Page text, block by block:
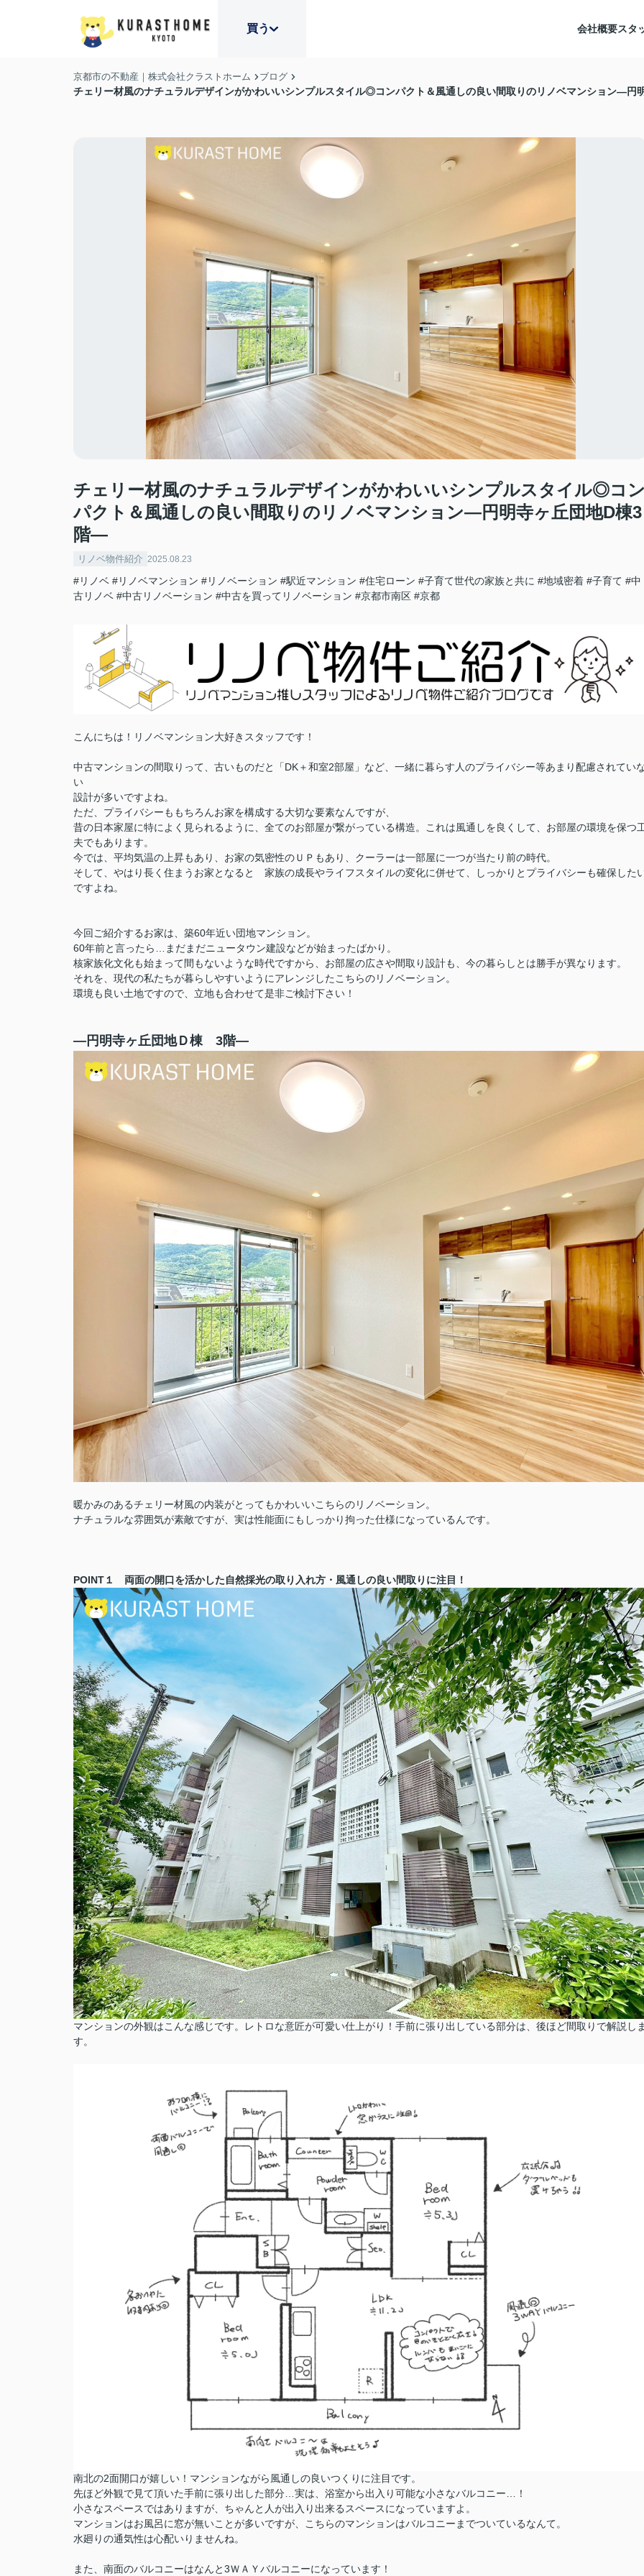
買う 会社概要スタ
京都市の不動産｜株式会社クラストホーム ブログ
チェリー材風のナチュラルデザインがかわいいシンプルスタイル◎コンパクト＆風通しの良い間取りのリノベマンション―円
チェリー材風のナチュラルデザインがかわいいシンプルスタイル◎コ
パクト＆風通しの良い間取りのリノベマンション―円明寺ヶ丘団地D棟3
階―
リノベ物件紹介 2025.08.23
#リノベ #リノベマンション #リノベーション #駅近マンション #住宅ローン #子育て世代の家族と共に #地域密着 #子育て #中
古リノベ #中古リノベーション #中古を買ってリノベーション #京都市南区 #京都
こんにちは！リノベマンション大好きスタッフです！
中古マンションの間取りって、古いものだと「DK＋和室2部屋」など、一緒に暮らす人のプライバシー等あまり配慮されてい
い
設計が多いですよね。
ただ、プライバシーももちろんお家を構成する大切な要素なんですが、
昔の日本家屋に特によく見られるように、全てのお部屋が繋がっている構造。これは風通しを良くして、お部屋の環境を保つ
夫でもあります。
今では、平均気温の上昇もあり、お家の気密性のＵＰもあり、クーラーは一部屋に一つが当たり前の時代。
そして、やはり長く住まうお家となると 家族の成長やライフスタイルの変化に併せて、しっかりとプライバシーも確保した
ですよね。
今回ご紹介するお家は、築60年近い団地マンション。
60年前と言ったら…まだまだニュータウン建設などが始まったばかり。
核家族化文化も始まって間もないような時代ですから、お部屋の広さや間取り設計も、今の暮らしとは勝手が異なります。
それを、現代の私たちが暮らしやすいようにアレンジしたこちらのリノベーション。
環境も良い土地ですので、立地も合わせて是非ご検討下さい！
―円明寺ヶ丘団地Ｄ棟 3階―
暖かみのあるチェリー材風の内装がとってもかわいいこちらのリノベーション。
ナチュラルな雰囲気が素敵ですが、実は性能面にもしっかり拘った仕様になっているんです。
POINT１ 両面の開口を活かした自然採光の取り入れ方・風通しの良い間取りに注目！
マンションの外観はこんな感じです。レトロな意匠が可愛い仕上がり！手前に張り出している部分は、後ほど間取りで解説し
す。
南北の2面開口が嬉しい！マンションながら風通しの良いつくりに注目です。
先ほど外観で見て頂いた手前に張り出した部分…実は、浴室から出入り可能な小さなバルコニー…！
小さなスペースではありますが、ちゃんと人が出入り出来るスペースになっていますよ。
マンションはお風呂に窓が無いことが多いですが、こちらのマンションはバルコニーまでついているなんて。
水廻りの通気性は心配いりませんね。
また、南面のバルコニーはなんと3ＷＡＹバルコニーになっています！